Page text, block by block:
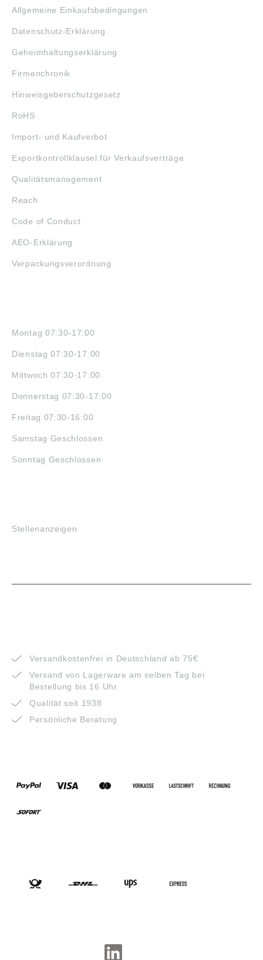
Allgemeine Einkaufsbedingungen
Datenschutz-Erklärung
Geheimhaltungserklärung
Firmenchronik
Hinweisgeberschutzgesetz
RoHS
Import- und Kaufverbot
Exportkontrollklausel für Verkaufsverträge
Qualitätsmanagement
Reach
Code of Conduct
AEO-Erklärung
Verpackungsverordnung
Montag 07:30-17:00
Dienstag 07:30-17:00
Mittwoch 07:30-17:00
Donnerstag 07:30-17:00
Freitag 07:30-16:00
Samstag Geschlossen
Sonntag Geschlossen
Stellenanzeigen
Versandkostenfrei in Deutschland ab 75€
Versand von Lagerware am selben Tag bei
Bestellung bis 16 Uhr
Qualität seit 1938
Persönliche Beratung